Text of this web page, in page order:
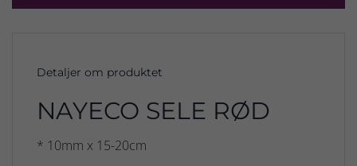
Detaljer om produktet
NAYECO SELE RØD
* 10mm x 15-20cm